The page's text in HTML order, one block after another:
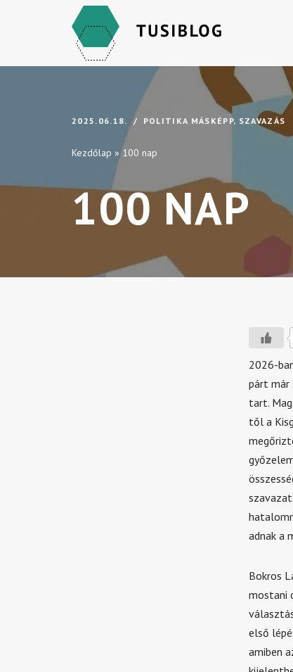
2025.06.18. POLITIKA MÁSKÉPP, SZAVAZÁS
Kezdőlap »100 nap
100 NAP
2026-
párt már
tart.
től a
adnak a
Bokros
mostani
első
amiben